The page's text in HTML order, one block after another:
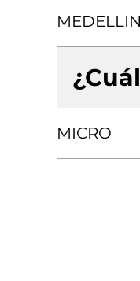
MEDELLIN
MICRO